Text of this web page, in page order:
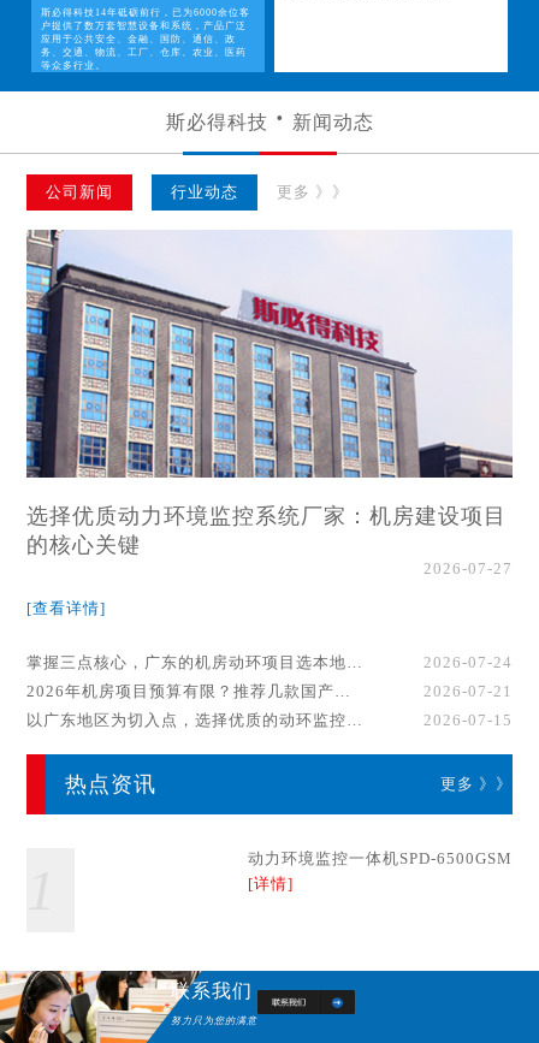
斯必得科技14年砥砺前行，已为6000余位客
户提供了数万套智慧设备和系统，产品广泛
应用于公共安全、金融、国防、通信、政
务、交通、物流、工厂、仓库、农业、医药
等众多行业。
斯必得科技 新闻动态
公司新闻 行业动态 更多 》》
选择优质动力环境监控系统厂家：机房建设项目
的核心关键
2026-07-27
[查看详情]
掌握三点核心，广东的机房动环项目选本地厂家事半功倍！
2026-07-24
2026年机房项目预算有限？推荐几款国产动环监控系统品牌
2026-07-21
以广东地区为切入点，选择优质的动环监控系统厂家
2026-07-15
热点资讯 更多 》》
动力环境监控一体机SPD-6500GSM
[详情]
联系我们
努力只为您的满意